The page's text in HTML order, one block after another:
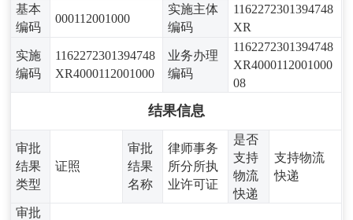
基本
编码
000112001000
实施主体
编码
1162272301394748
XR
实施
编码
1162272301394748
XR4000112001000
业务办理
编码
1162272301394748
XR4000112001000
08
结果信息
审批
结果
类型
证照
审批
结果
名称
律师事务
所分所执
业许可证
是否
支持
物流
快递
支持物流
快递
审批